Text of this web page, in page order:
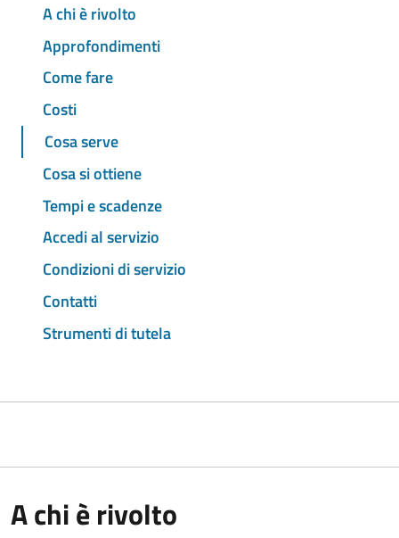
A chi è rivolto
Approfondimenti
Come fare
Costi
Cosa serve
Cosa si ottiene
Tempi e scadenze
Accedi al servizio
Condizioni di servizio
Contatti
Strumenti di tutela
A chi è rivolto